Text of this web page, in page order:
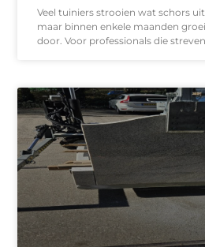
Veel tuiniers strooien wat schors
maar binnen enkele maanden
door. Voor professionals die